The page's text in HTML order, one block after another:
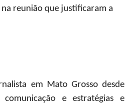
reunião que justificaram a
em Mato Grosso desde
e estratégias e